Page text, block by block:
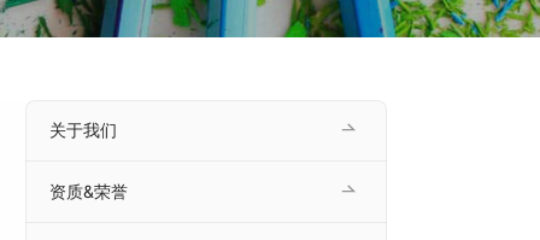
关于我们
资质&荣誉